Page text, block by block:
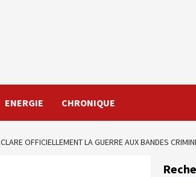
ENERGIE CHRONIQUE
OFFICIELLEMENT LA GUERRE AUX BANDES